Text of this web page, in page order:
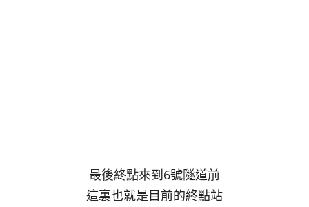
最後終點來到6號隧道前
這裏也就是目前的終點站